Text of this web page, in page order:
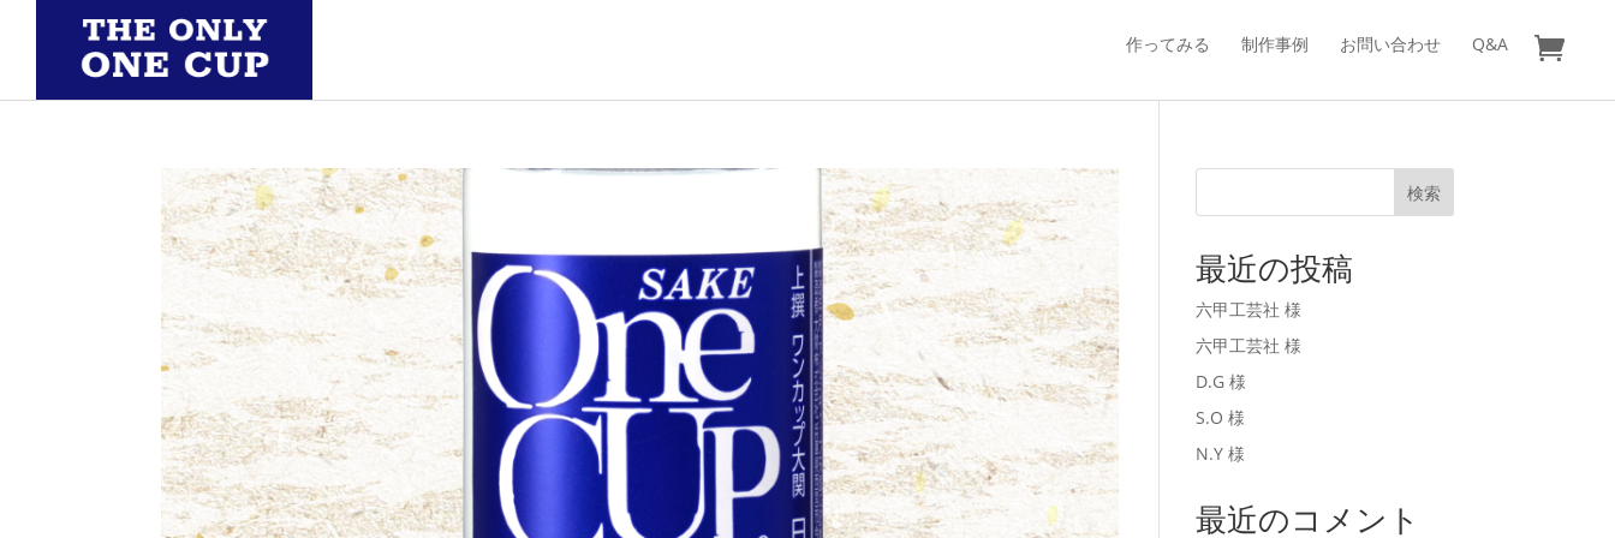
作ってみる 制作事例 お問い合わせ Q&A
検索
最近の投稿
六甲工芸社 様
六甲工芸社 様
D.G 様
S.O 様
N.Y 様
最近のコメント